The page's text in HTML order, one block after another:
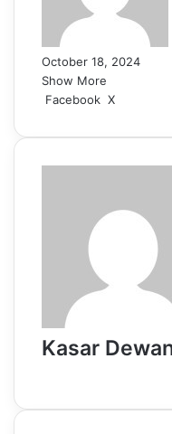
October 18, 2024
Show More
Facebook X
Email
Kasar